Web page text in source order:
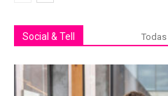
Social & Tell Todas